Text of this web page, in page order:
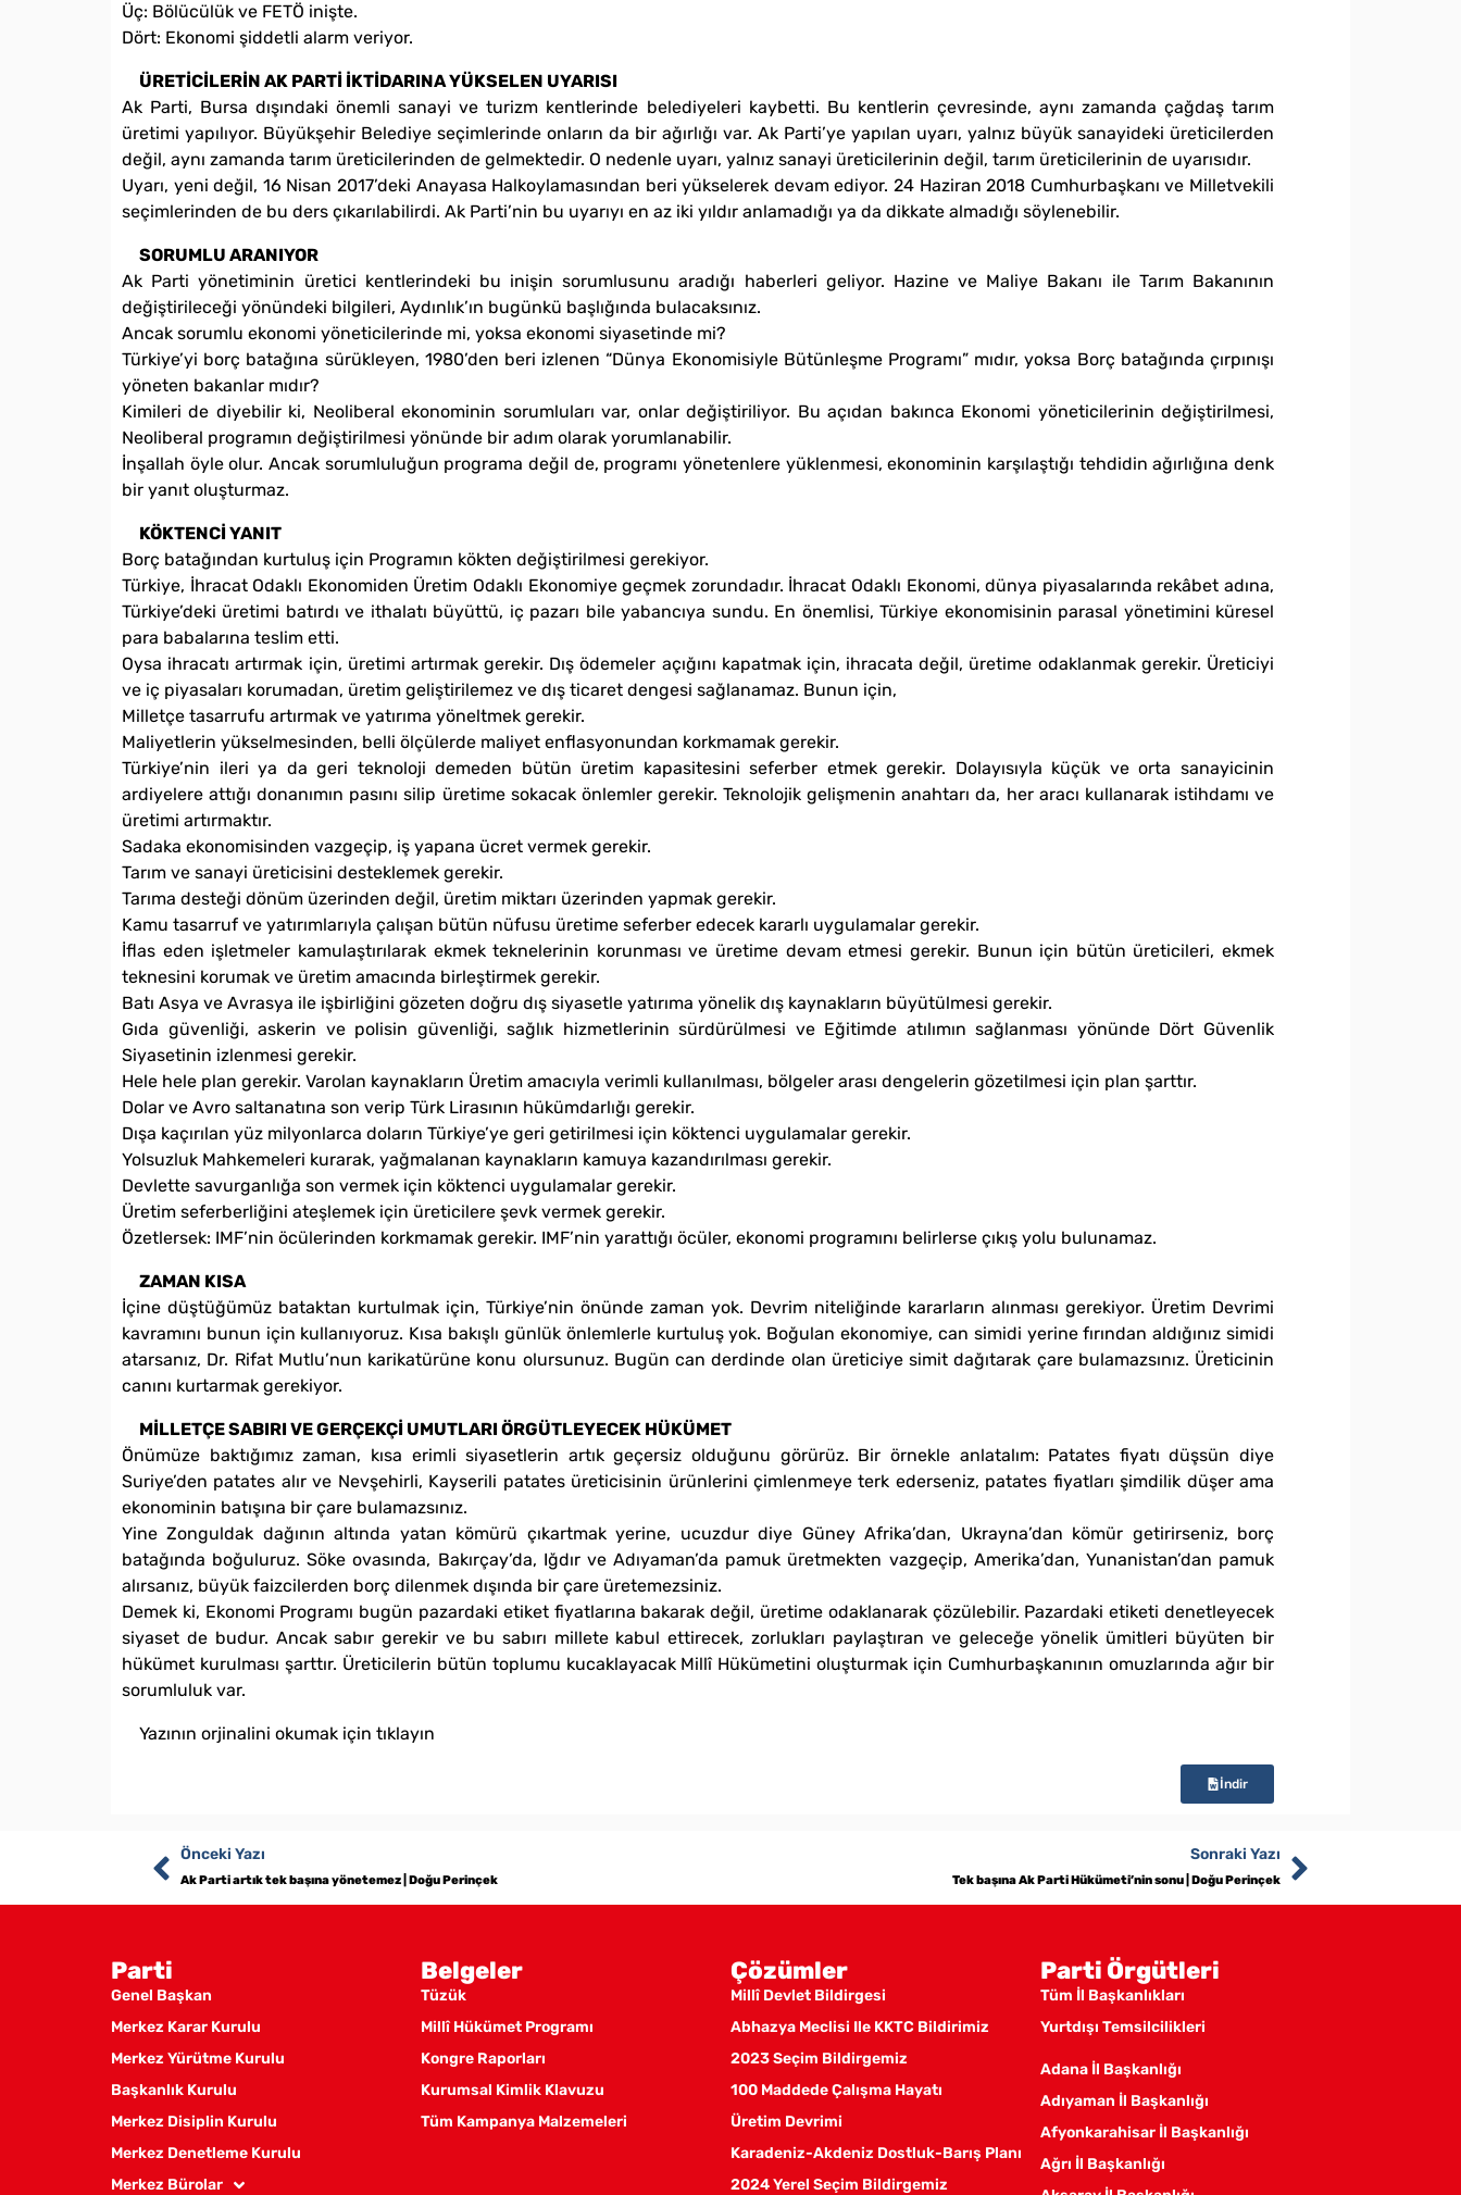
Üç: Bölücülük ve FETÖ inişte.
Dört: Ekonomi şiddetli alarm veriyor.
ÜRETİCİLERİN AK PARTİ İKTİDARINA YÜKSELEN UYARISI
Ak Parti, Bursa dışındaki önemli sanayi ve turizm kentlerinde belediyeleri kaybetti. Bu kentlerin çevresinde, aynı zamanda çağdaş tarım
üretimi yapılıyor. Büyükşehir Belediye seçimlerinde onların da bir ağırlığı var. Ak Parti’ye yapılan uyarı, yalnız büyük sanayideki üreticilerden
değil, aynı zamanda tarım üreticilerinden de gelmektedir. O nedenle uyarı, yalnız sanayi üreticilerinin değil, tarım üreticilerinin de uyarısıdır.
Uyarı, yeni değil, 16 Nisan 2017’deki Anayasa Halkoylamasından beri yükselerek devam ediyor. 24 Haziran 2018 Cumhurbaşkanı ve Milletvekili
seçimlerinden de bu ders çıkarılabilirdi. Ak Parti’nin bu uyarıyı en az iki yıldır anlamadığı ya da dikkate almadığı söylenebilir.
SORUMLU ARANIYOR
Ak Parti yönetiminin üretici kentlerindeki bu inişin sorumlusunu aradığı haberleri geliyor. Hazine ve Maliye Bakanı ile Tarım Bakanının
değiştirileceği yönündeki bilgileri, Aydınlık’ın bugünkü başlığında bulacaksınız.
Ancak sorumlu ekonomi yöneticilerinde mi, yoksa ekonomi siyasetinde mi?
Türkiye’yi borç batağına sürükleyen, 1980’den beri izlenen “Dünya Ekonomisiyle Bütünleşme Programı” mıdır, yoksa Borç batağında çırpınışı
yöneten bakanlar mıdır?
Kimileri de diyebilir ki, Neoliberal ekonominin sorumluları var, onlar değiştiriliyor. Bu açıdan bakınca Ekonomi yöneticilerinin değiştirilmesi,
Neoliberal programın değiştirilmesi yönünde bir adım olarak yorumlanabilir.
İnşallah öyle olur. Ancak sorumluluğun programa değil de, programı yönetenlere yüklenmesi, ekonominin karşılaştığı tehdidin ağırlığına denk
bir yanıt oluşturmaz.
KÖKTENCİ YANIT
Borç batağından kurtuluş için Programın kökten değiştirilmesi gerekiyor.
Türkiye, İhracat Odaklı Ekonomiden Üretim Odaklı Ekonomiye geçmek zorundadır. İhracat Odaklı Ekonomi, dünya piyasalarında rekâbet adına,
Türkiye’deki üretimi batırdı ve ithalatı büyüttü, iç pazarı bile yabancıya sundu. En önemlisi, Türkiye ekonomisinin parasal yönetimini küresel
para babalarına teslim etti.
Oysa ihracatı artırmak için, üretimi artırmak gerekir. Dış ödemeler açığını kapatmak için, ihracata değil, üretime odaklanmak gerekir. Üreticiyi
ve iç piyasaları korumadan, üretim geliştirilemez ve dış ticaret dengesi sağlanamaz. Bunun için,
Milletçe tasarrufu artırmak ve yatırıma yöneltmek gerekir.
Maliyetlerin yükselmesinden, belli ölçülerde maliyet enflasyonundan korkmamak gerekir.
Türkiye’nin ileri ya da geri teknoloji demeden bütün üretim kapasitesini seferber etmek gerekir. Dolayısıyla küçük ve orta sanayicinin
ardiyelere attığı donanımın pasını silip üretime sokacak önlemler gerekir. Teknolojik gelişmenin anahtarı da, her aracı kullanarak istihdamı ve
üretimi artırmaktır.
Sadaka ekonomisinden vazgeçip, iş yapana ücret vermek gerekir.
Tarım ve sanayi üreticisini desteklemek gerekir.
Tarıma desteği dönüm üzerinden değil, üretim miktarı üzerinden yapmak gerekir.
Kamu tasarruf ve yatırımlarıyla çalışan bütün nüfusu üretime seferber edecek kararlı uygulamalar gerekir.
İflas eden işletmeler kamulaştırılarak ekmek teknelerinin korunması ve üretime devam etmesi gerekir. Bunun için bütün üreticileri, ekmek
teknesini korumak ve üretim amacında birleştirmek gerekir.
Batı Asya ve Avrasya ile işbirliğini gözeten doğru dış siyasetle yatırıma yönelik dış kaynakların büyütülmesi gerekir.
Gıda güvenliği, askerin ve polisin güvenliği, sağlık hizmetlerinin sürdürülmesi ve Eğitimde atılımın sağlanması yönünde Dört Güvenlik
Siyasetinin izlenmesi gerekir.
Hele hele plan gerekir. Varolan kaynakların Üretim amacıyla verimli kullanılması, bölgeler arası dengelerin gözetilmesi için plan şarttır.
Dolar ve Avro saltanatına son verip Türk Lirasının hükümdarlığı gerekir.
Dışa kaçırılan yüz milyonlarca doların Türkiye’ye geri getirilmesi için köktenci uygulamalar gerekir.
Yolsuzluk Mahkemeleri kurarak, yağmalanan kaynakların kamuya kazandırılması gerekir.
Devlette savurganlığa son vermek için köktenci uygulamalar gerekir.
Üretim seferberliğini ateşlemek için üreticilere şevk vermek gerekir.
Özetlersek: IMF’nin öcülerinden korkmamak gerekir. IMF’nin yarattığı öcüler, ekonomi programını belirlerse çıkış yolu bulunamaz.
ZAMAN KISA
İçine düştüğümüz bataktan kurtulmak için, Türkiye’nin önünde zaman yok. Devrim niteliğinde kararların alınması gerekiyor. Üretim Devrimi
kavramını bunun için kullanıyoruz. Kısa bakışlı günlük önlemlerle kurtuluş yok. Boğulan ekonomiye, can simidi yerine fırından aldığınız simidi
atarsanız, Dr. Rifat Mutlu’nun karikatürüne konu olursunuz. Bugün can derdinde olan üreticiye simit dağıtarak çare bulamazsınız. Üreticinin
canını kurtarmak gerekiyor.
MİLLETÇE SABIRI VE GERÇEKÇİ UMUTLARI ÖRGÜTLEYECEK HÜKÜMET
Önümüze baktığımız zaman, kısa erimli siyasetlerin artık geçersiz olduğunu görürüz. Bir örnekle anlatalım: Patates fiyatı düşsün diye
Suriye’den patates alır ve Nevşehirli, Kayserili patates üreticisinin ürünlerini çimlenmeye terk ederseniz, patates fiyatları şimdilik düşer ama
ekonominin batışına bir çare bulamazsınız.
Yine Zonguldak dağının altında yatan kömürü çıkartmak yerine, ucuzdur diye Güney Afrika’dan, Ukrayna’dan kömür getirirseniz, borç
batağında boğuluruz. Söke ovasında, Bakırçay’da, Iğdır ve Adıyaman’da pamuk üretmekten vazgeçip, Amerika’dan, Yunanistan’dan pamuk
alırsanız, büyük faizcilerden borç dilenmek dışında bir çare üretemezsiniz.
Demek ki, Ekonomi Programı bugün pazardaki etiket fiyatlarına bakarak değil, üretime odaklanarak çözülebilir. Pazardaki etiketi denetleyecek
siyaset de budur. Ancak sabır gerekir ve bu sabırı millete kabul ettirecek, zorlukları paylaştıran ve geleceğe yönelik ümitleri büyüten bir
hükümet kurulması şarttır. Üreticilerin bütün toplumu kucaklayacak Millî Hükümetini oluşturmak için Cumhurbaşkanının omuzlarında ağır bir
sorumluluk var.
Yazının orjinalini okumak için tıklayın
İndir
Önceki Yazı
Ak Parti artık tek başına yönetemez | Doğu Perinçek
Sonraki Yazı
Tek başına Ak Parti Hükümeti’nin sonu | Doğu Perinçek
Parti
Genel Başkan
Merkez Karar Kurulu
Merkez Yürütme Kurulu
Başkanlık Kurulu
Merkez Disiplin Kurulu
Merkez Denetleme Kurulu
Merkez Bürolar
Belgeler
Tüzük
Millî Hükümet Programı
Kongre Raporları
Kurumsal Kimlik Klavuzu
Tüm Kampanya Malzemeleri
Çözümler
Millî Devlet Bildirgesi
Abhazya Meclisi Ile KKTC Bildirimiz
2023 Seçim Bildirgemiz
100 Maddede Çalışma Hayatı
Üretim Devrimi
Karadeniz-Akdeniz Dostluk-Barış Planı
2024 Yerel Seçim Bildirgemiz
Parti Örgütleri
Tüm İl Başkanlıkları
Yurtdışı Temsilcilikleri
Adana İl Başkanlığı
Adıyaman İl Başkanlığı
Afyonkarahisar İl Başkanlığı
Ağrı İl Başkanlığı